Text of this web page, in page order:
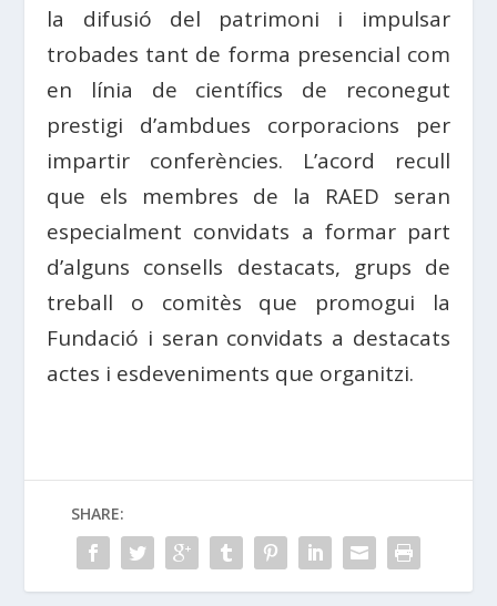
la difusió del patrimoni i impulsar
trobades tant de forma presencial com
en línia de científics de reconegut
prestigi d’ambdues corporacions per
impartir conferències. L’acord recull
que els membres de la RAED seran
especialment convidats a formar part
d’alguns consells destacats, grups de
treball o comitès que promogui la
Fundació i seran convidats a destacats
actes i esdeveniments que organitzi.
SHARE: